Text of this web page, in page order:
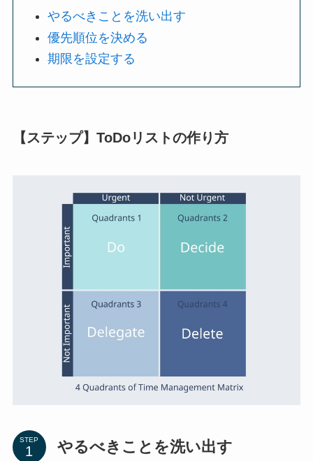
やるべきことを洗い出す
優先順位を決める
期限を設定する
【ステップ】ToDoリストの作り方
STEP やるべきことを洗い出す